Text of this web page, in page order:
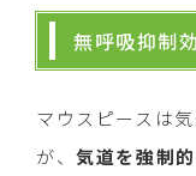
無呼吸抑制
マウスピースは
が、気道を強制